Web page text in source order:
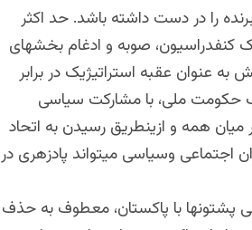
را در دست داشته باشد. حد اکثر
کنفدراسیون، صوبه و ادغام بخشهای
عنوان عقبه استراتیژیک در برابر
حکومت ملی، با مشارکت سیاسی
میان همه و ازینطریق رسیدن به اتحاد
اجتماعی وسیاسی میتواند پادزهری در
با پاکستان، معطوف به حذف